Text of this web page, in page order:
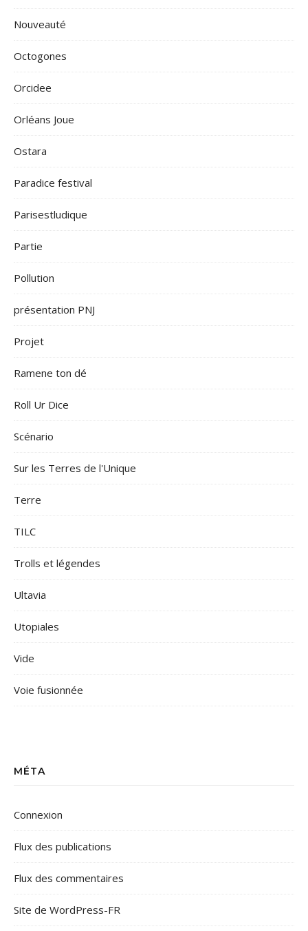
Nouveauté
Octogones
Orcidee
Orléans Joue
Ostara
Paradice festival
Parisestludique
Partie
Pollution
présentation PNJ
Projet
Ramene ton dé
Roll Ur Dice
Scénario
Sur les Terres de l'Unique
Terre
TILC
Trolls et légendes
Ultavia
Utopiales
Vide
Voie fusionnée
MÉTA
Connexion
Flux des publications
Flux des commentaires
Site de WordPress-FR